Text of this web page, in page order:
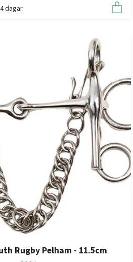
dagar.
Rugby Pelham - 11.5cm